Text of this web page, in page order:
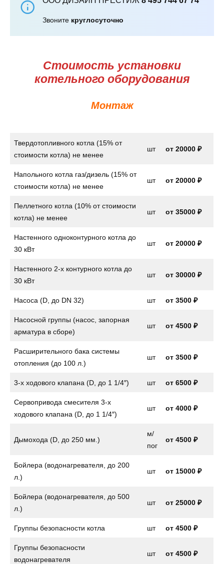
Звоните круглосуточно
Стоимость установки
котельного оборудования
Монтаж
Твердотопливного котла (15% от
стоимости котла) не менее
шт от 20000 ₽
Напольного котла газ/дизель (15% от
стоимости котла) не менее
шт от 20000 ₽
Пеллетного котла (10% от стоимости
котла) не менее
шт от 35000 ₽
Настенного одноконтурного котла до
30 кВт
шт от 20000 ₽
Настенного 2-х контурного котла до
30 кВт
шт от 30000 ₽
Насоса (D, до DN 32) шт от 3500 ₽
Насосной группы (насос, запорная
арматура в сборе)
шт от 4500 ₽
Расширительного бака системы
отопления (до 100 л.)
шт от 3500 ₽
3-х ходового клапана (D, до 1 1/4″) шт от 6500 ₽
Сервопривода смесителя 3-х
ходового клапана (D, до 1 1/4″)
шт от 4000 ₽
Дымохода (D, до 250 мм.)
м/
пог
от 4500 ₽
Бойлера (водонагревателя, до 200
л.)
шт от 15000 ₽
Бойлера (водонагревателя, до 500
л.)
шт от 25000 ₽
Группы безопасности котла шт от 4500 ₽
Группы безопасности
водонагревателя
шт от 4500 ₽